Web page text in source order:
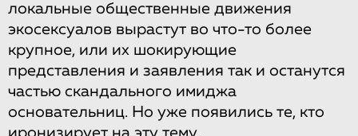
локальные общественные движения
экосексуалов вырастут во что-то более
крупное, или их шокирующие
представления и заявления так и останутся
частью скандального имиджа
основательниц. Но уже появились те, кто